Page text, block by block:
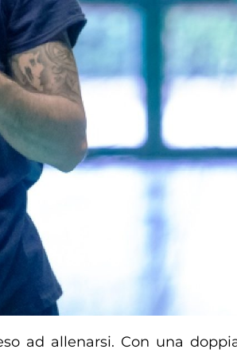
ad allenarsi. Con una